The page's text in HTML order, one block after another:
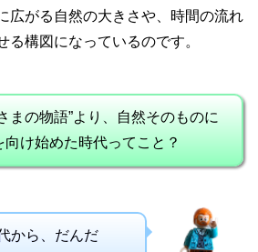
広がる自然の大きさや、時間の流れ
る構図になっているのです。
まの物語”より、自然そのものに
向け始めた時代ってこと？
から、だんだ